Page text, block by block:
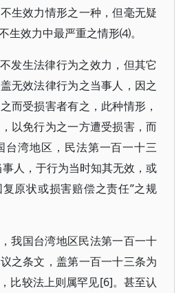
生效力情形之一种，但毫无疑
生效力中最严重之情形⑷。
发生法律行为之效力，但其它
无效法律行为之当事人，因之
而受损害者有之，此种情形，
以免行为之一方遭受损害，而
台湾地区，民法第一百一十三
人，于行为当时知其无效，或
原状或损害赔偿之责任”之规
我国台湾地区民法第一百一十
之条文，盖第一百一十三条为
比较法上则属罕见[6]。甚至认